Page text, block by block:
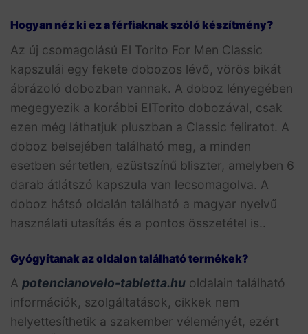
Hogyan néz ki ez a férfiaknak szóló készítmény?
Az új csomagolású El Torito For Men Classic
kapszulái egy fekete dobozos lévő, vörös bikát
ábrázoló dobozban vannak. A doboz lényegében
megegyezik a korábbi ElTorito dobozával, csak
ezen még láthatjuk pluszban a Classic feliratot. A
doboz belsejében található meg, a minden
esetben sértetlen, ezüstszínű bliszter, amelyben 6
darab átlátszó kapszula van lecsomagolva. A
doboz hátsó oldalán található a magyar nyelvű
használati utasítás és a pontos összetétel is..
Gyógyítanak az oldalon található termékek?
A potencianovelo-tabletta.hu oldalain található
információk, szolgáltatások, cikkek nem
helyettesíthetik a szakember véleményét, ezért